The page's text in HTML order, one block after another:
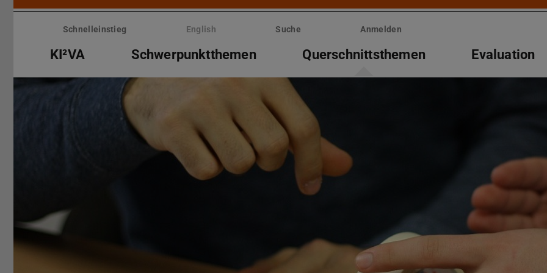
Menü
überspringenSchnelleinstieg English Suche Anmelden
KI²VA Schwerpunktthemen Querschnittsthemen Evaluation